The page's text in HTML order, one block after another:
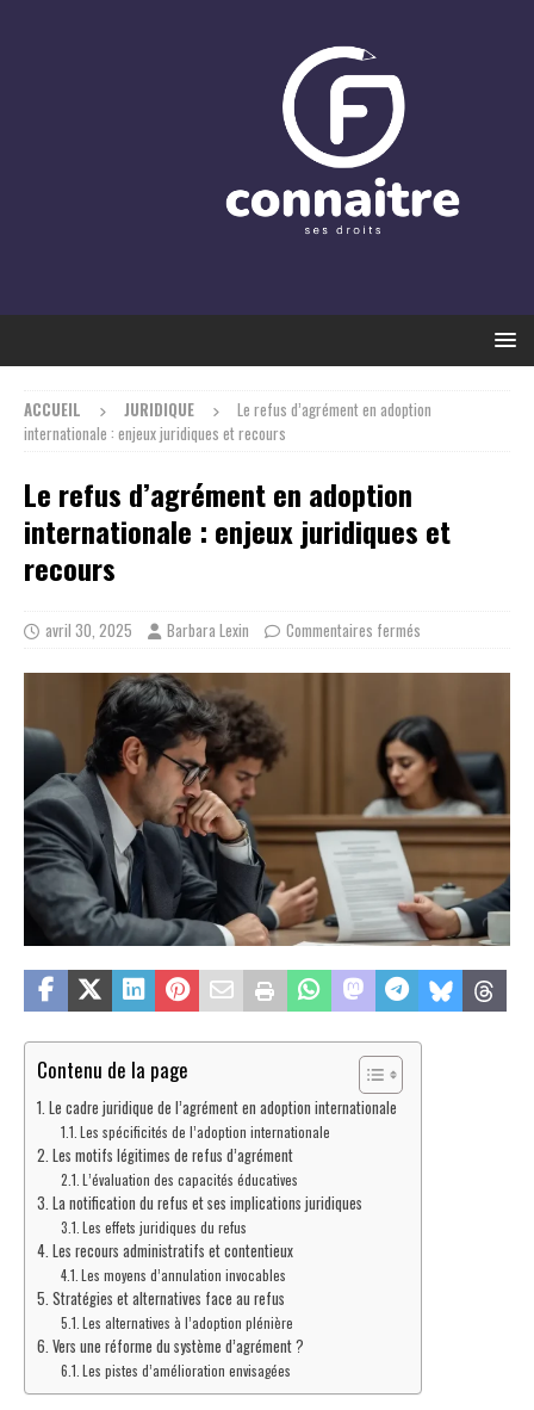
ACCUEIL JURIDIQUE
Le refus d’agrément en adoption
internationale : enjeux juridiques et recours
Le refus d’agrément en adoption
internationale : enjeux juridiques et
recours
avril 30, 2025 Barbara Lexin Commentaires fermés
Contenu de la page
Le cadre juridique de l’agrément en adoption internationale
Les spécificités de l’adoption internationale
Les motifs légitimes de refus d’agrément
L’évaluation des capacités éducatives
La notification du refus et ses implications juridiques
Les effets juridiques du refus
Les recours administratifs et contentieux
Les moyens d’annulation invocables
Stratégies et alternatives face au refus
Les alternatives à l’adoption plénière
Vers une réforme du système d’agrément ?
Les pistes d’amélioration envisagées